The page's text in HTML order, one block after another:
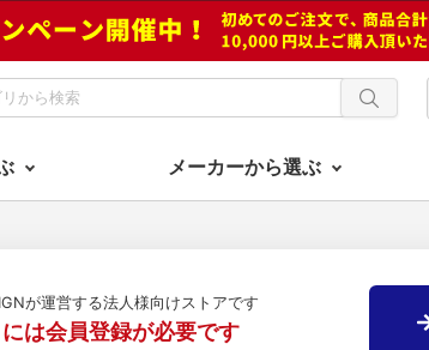
メーカーから選ぶ
が運営する法人様向けストアです
は会員登録が必要です